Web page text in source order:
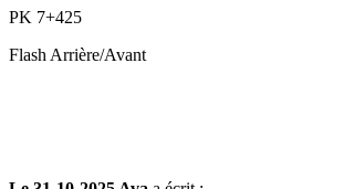
PK 7+425
Flash Arrière/Avant